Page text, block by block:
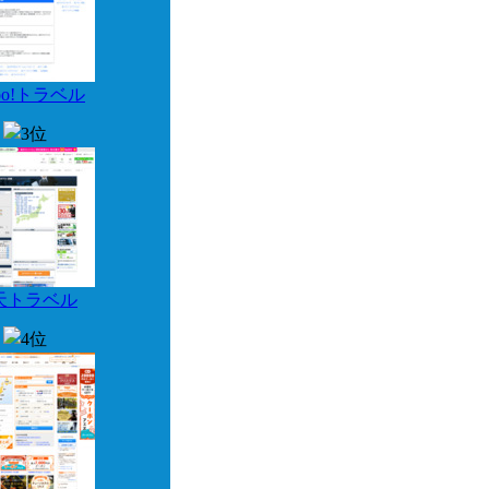
トラベル
トラベル